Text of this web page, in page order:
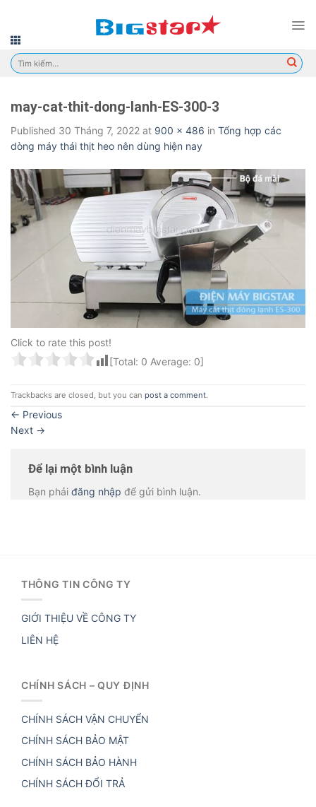
content
Tìm
kiếm:
may-cat-thit-dong-lanh-ES-300-3
Published 30 Tháng 7, 2022 at 900 × 486 in Tổng hợp các
dòng máy thái thịt heo nên dùng hiện nay
Click to rate this post!
[Total: 0 Average: 0]
Trackbacks are closed, but you can post a comment.
← Previous
Next →
Để lại một bình luận
Bạn phải đăng nhập để gửi bình luận.
THÔNG TIN CÔNG TY
GIỚI THIỆU VỀ CÔNG TY
LIÊN HỆ
CHÍNH SÁCH – QUY ĐỊNH
CHÍNH SÁCH VẬN CHUYỂN
CHÍNH SÁCH BẢO MẬT
CHÍNH SÁCH BẢO HÀNH
CHÍNH SÁCH ĐỔI TRẢ